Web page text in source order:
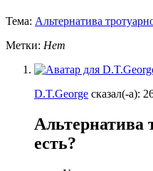
Тема: Альтернатива
Метки: Нет
D.T.George сказал(-а):
Альтернатива
есть?